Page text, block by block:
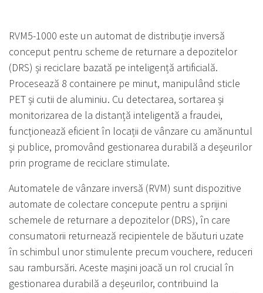
RVM5-1000 este un automat de distribuție inversă
conceput pentru scheme de returnare a depozitelor
(DRS) și reciclare bazată pe inteligență artificială.
Procesează 8 containere pe minut, manipulând sticle
PET și cutii de aluminiu. Cu detectarea, sortarea și
monitorizarea de la distanță inteligentă a fraudei,
funcționează eficient în locații de vânzare cu amănuntul
și publice, promovând gestionarea durabilă a deșeurilor
prin programe de reciclare stimulate.
Automatele de vânzare inversă (RVM) sunt dispozitive
automate de colectare concepute pentru a sprijini
schemele de returnare a depozitelor (DRS), în care
consumatorii returnează recipientele de băuturi uzate
în schimbul unor stimulente precum vouchere, reduceri
sau rambursări. Aceste mașini joacă un rol crucial în
gestionarea durabilă a deșeurilor, contribuind la